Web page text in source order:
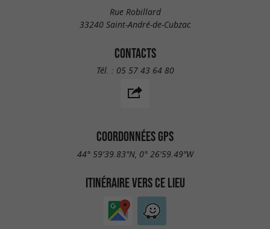
Rue Robillard
33240 Saint-André-de-Cubzac
CONTACTS
Tél. : 05 57 43 64 80
COORDONNÉES GPS
44° 59'39.83"N, 0° 26'59.49"W
ITINÉRAIRE VERS CE LIEU